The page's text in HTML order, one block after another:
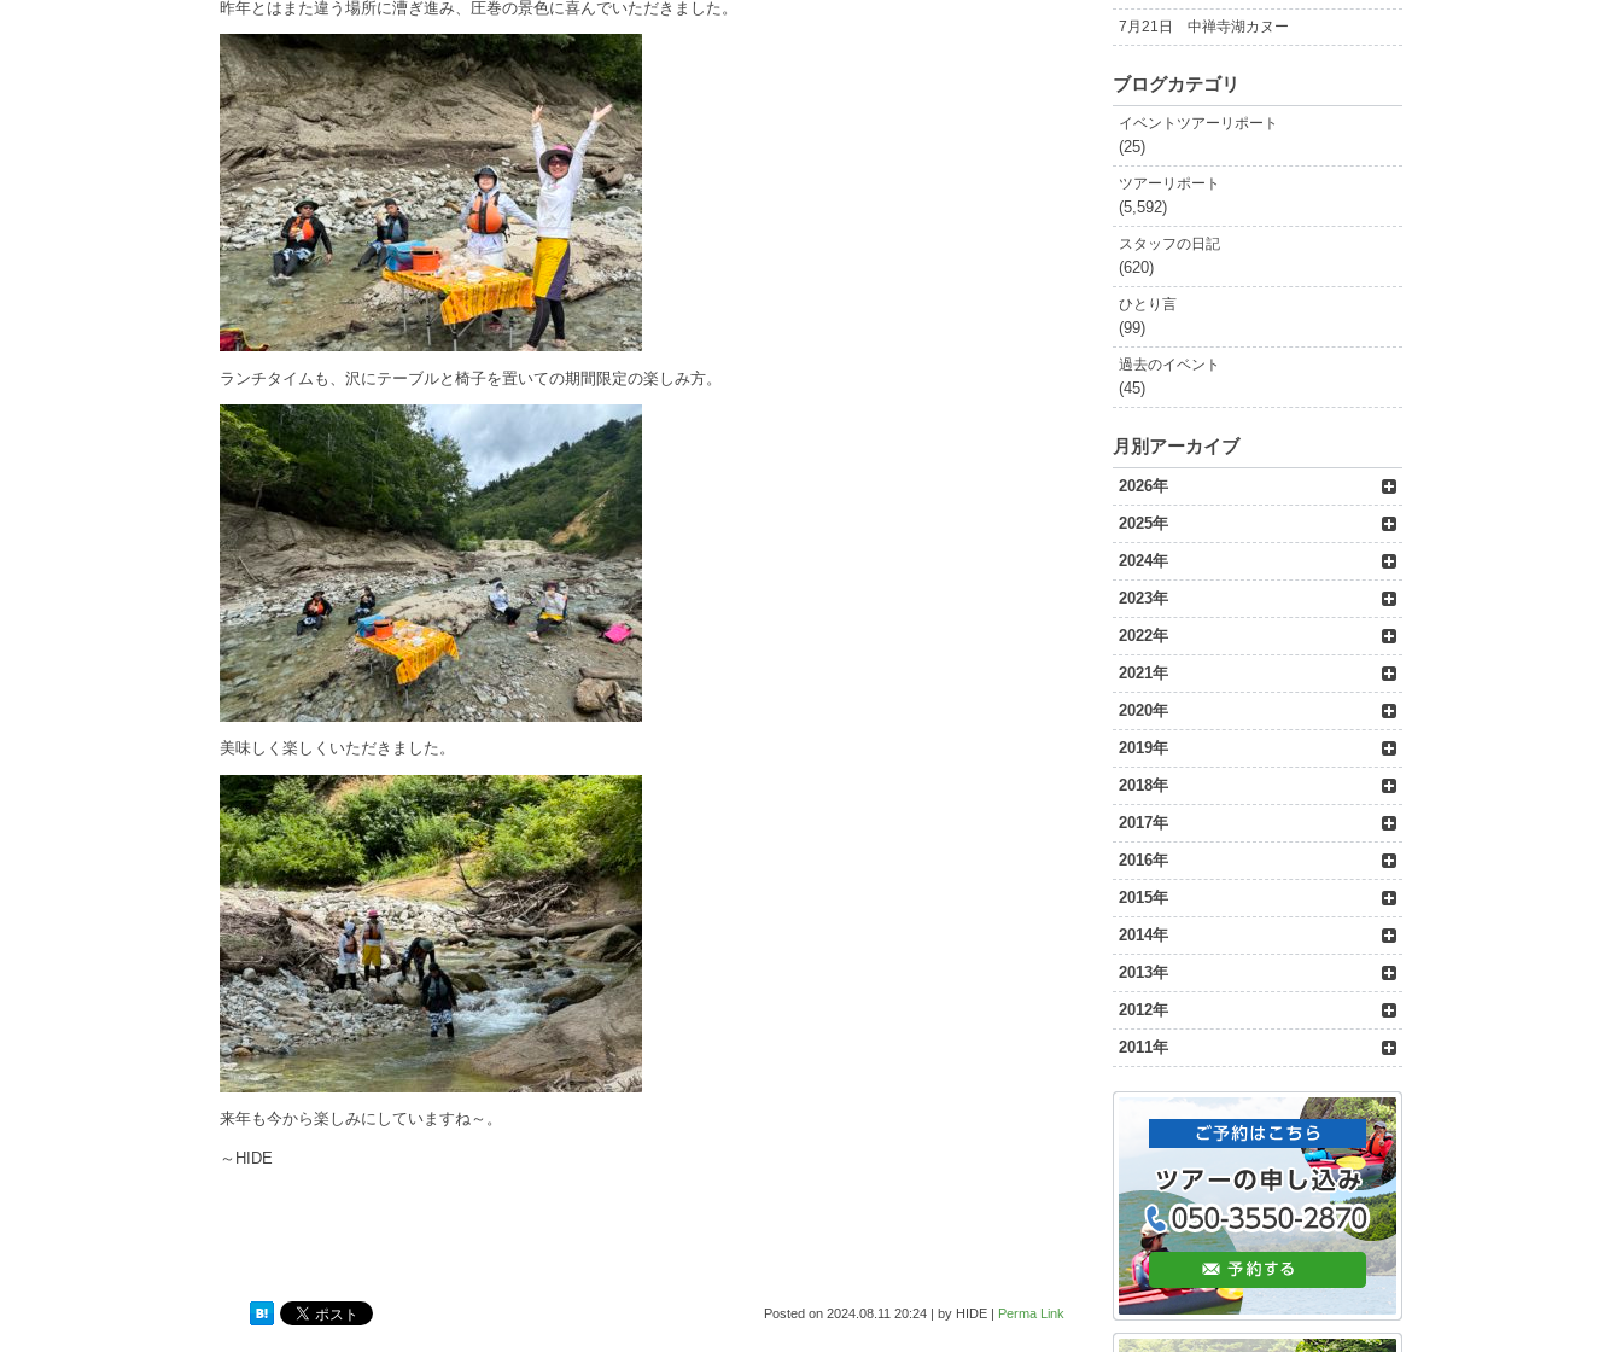
昨年とはまた違う場所に漕ぎ進み、圧巻の景色に喜んでいただきました。
ランチタイムも、沢にテーブルと椅子を置いての期間限定の楽しみ方。
美味しく楽しくいただきました。
来年も今から楽しみにしていますね～。
～HIDE
Posted on 2024.08.11 20:24 by HIDE Perma Link
7月21日 中禅寺湖カヌー
ブログカテゴリ
イベントツアーリポート
(25)
ツアーリポート
(5,592)
スタッフの日記
(620)
ひとり言
(99)
過去のイベント
(45)
月別アーカイブ
2026年
2025年
2024年
2023年
2022年
2021年
2020年
2019年
2018年
2017年
2016年
2015年
2014年
2013年
2012年
2011年